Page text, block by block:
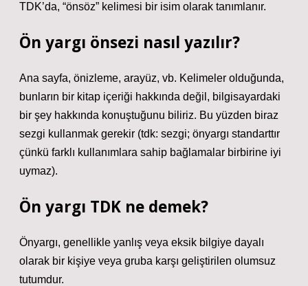
TDK’da, “önsöz” kelimesi bir isim olarak tanımlanır.
Ön yargı önsezi nasıl yazılır?
Ana sayfa, önizleme, arayüz, vb. Kelimeler olduğunda,
bunların bir kitap içeriği hakkında değil, bilgisayardaki
bir şey hakkında konuştuğunu biliriz. Bu yüzden biraz
sezgi kullanmak gerekir (tdk: sezgi; önyargı standarttır
çünkü farklı kullanımlara sahip bağlamalar birbirine iyi
uymaz).
Ön yargı TDK ne demek?
Önyargı, genellikle yanlış veya eksik bilgiye dayalı
olarak bir kişiye veya gruba karşı geliştirilen olumsuz
tutumdur.